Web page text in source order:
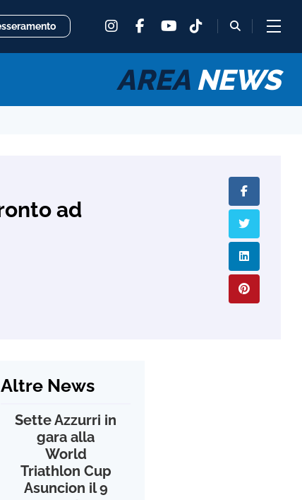
instagram
facebooktiktok
glass
AREA NEWS
ad
Altre News
Sette Azzurri in
gara alla
World
Triathlon Cup
Asuncion il 9